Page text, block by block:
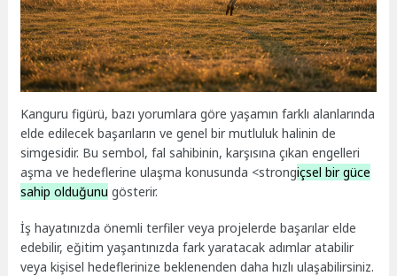
Kanguru figürü, bazı yorumlara göre yaşamın farklı alanlarında
elde edilecek başarıların ve genel bir mutluluk halinin de
simgesidir. Bu sembol, fal sahibinin, karşısına çıkan engelleri
aşma ve hedeflerine ulaşma konusunda <strongiçsel bir güce
sahip olduğunu gösterir.
İş hayatınızda önemli terfiler veya projelerde başarılar elde
edebilir, eğitim yaşantınızda fark yaratacak adımlar atabilir
veya kişisel hedeflerinize beklenenden daha hızlı ulaşabilirsiniz.